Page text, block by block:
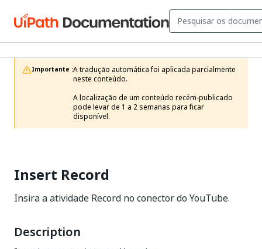
Importante :A tradução automática foi aplicada parcialmente
neste conteúdo.
A localização de um conteúdo recém-publicado
pode levar de 1 a 2 semanas para ficar
disponível.
Insert Record
Insira a atividade Record no conector do YouTube.
Description